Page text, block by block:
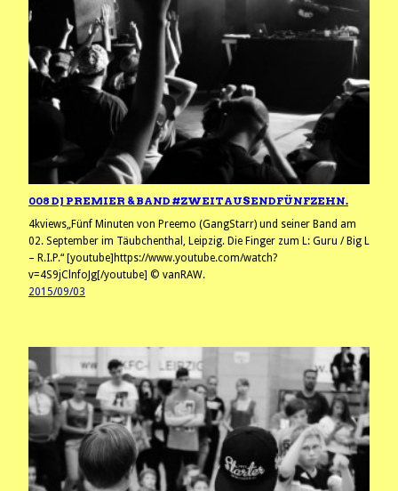
008 DJ PREMIER & BAND #ZWEITAUSENDFÜNFZEHN.
4kviews„Fünf Minuten von Preemo (GangStarr) und seiner Band am
02. September im Täubchenthal, Leipzig. Die Finger zum L: Guru / Big L
– R.I.P.“ [youtube]https://www.youtube.com/watch?
v=4S9jClnfoJg[/youtube] © vanRAW.
2015/09/03